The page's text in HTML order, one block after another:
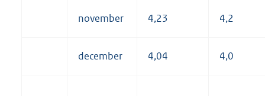
november 4,23 4,2
december 4,04 4,0